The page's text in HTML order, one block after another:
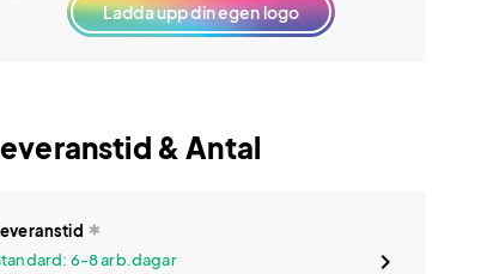
Ladda upp din egen logo
& Antal
6-8 arb.dagar